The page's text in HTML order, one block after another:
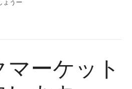
ょうー
マーケット